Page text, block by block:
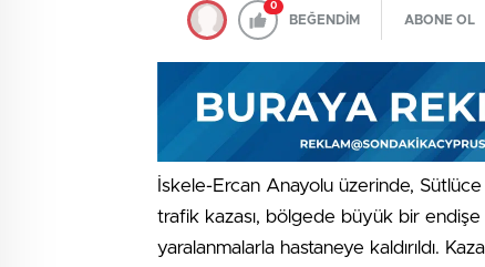
0
BEĞENDİM ABONE OL
İskele-Ercan Anayolu üzerinde,
trafik kazası, bölgede büyük bir
yaralanmalarla hastaneye kaldırıldı.